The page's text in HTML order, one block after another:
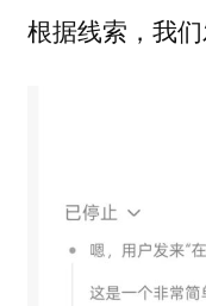
根据线索，我们